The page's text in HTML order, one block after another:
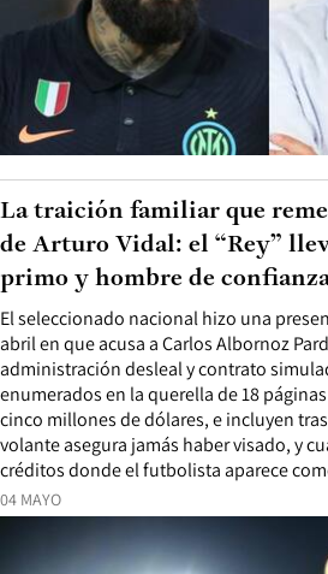
04 MAYO
El seleccionado nacional hizo una
abril en que acusa a Carlos Albornoz
administración desleal y contrato
enumerados en la querella de 18
cinco millones de dólares, e incluyen
volante asegura jamás haber visado, y
créditos donde el futbolista aparece
La traición familiar que
de Arturo Vidal: el “Rey”
primo y hombre de